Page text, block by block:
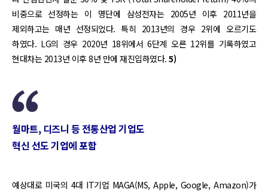
비중으로 선정하는 이 명단에 삼성전자는 2005년 이후 2011년을
제외하고는 매년 선정되었다. 특히 2013년의 경우 2위에 오르기도
하였다. LG의 경우 2020년 18위에서 6단계 오른 12위를 기록하였고
현대차는 2013년 이후 8년 만에 재진입하였다. 5)
월마트, 디즈니 등 전통산업 기업도
혁신 선도 기업에 포함
예상대로 미국의 4대 IT기업 MAGA(MS, Apple, Google, Amazon)가